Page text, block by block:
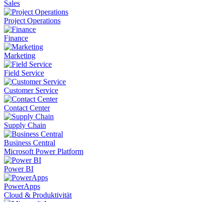
Sales
Project Operations
Finance
Marketing
Field Service
Customer Service
Contact Center
Supply Chain
Business Central
Microsoft Power Platform
Power BI
PowerApps
Cloud & Produktivität